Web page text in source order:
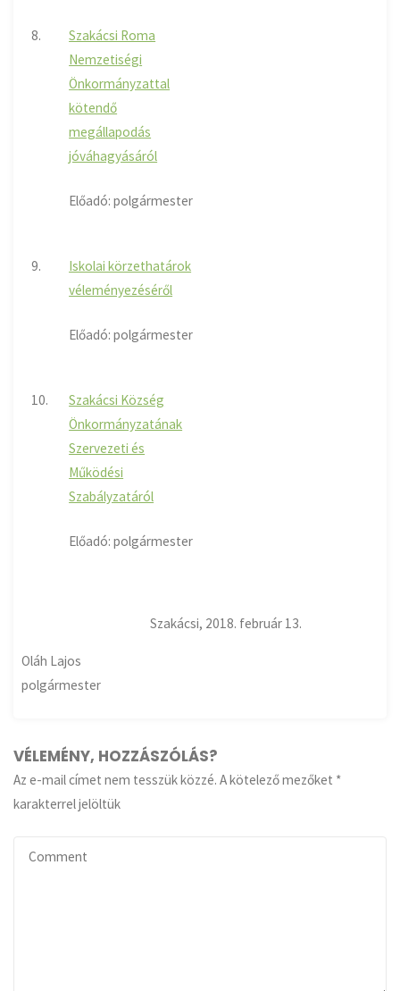
8.
Szakácsi Roma
Nemzetiségi
Önkormányzattal
kötendő
megállapodás
jóváhagyásáról
Előadó: polgármester
9.
Iskolai körzethatárok
véleményezéséről
Előadó: polgármester
10.
Szakácsi Község
Önkormányzatának
Szervezeti és
Működési
Szabályzatáról
Előadó: polgármester
Szakácsi, 2018. február 13.
Oláh Lajos
polgármester
VÉLEMÉNY, HOZZÁSZÓLÁS?
Az e-mail címet nem tesszük közzé. A kötelező mezőket *
karakterrel jelöltük